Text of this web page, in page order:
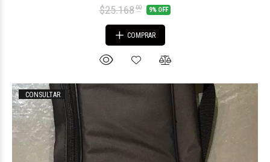
$25.16800 9% OFF
COMPRAR
CONSULTAR